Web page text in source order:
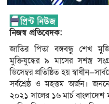
নিজস্ব প্রতিবেদক:
জাতির পিতা বঙ্গবন্ধু শেখ
মুক্তিযুদ্ধের ৯ মাসের সশস্ত্র
ডিসেম্বর প্রতিষ্ঠিত হয়
সর্বশ্রেষ্ঠ ও মহত্তম অর্জন।
২০২১ সালের ১৬ মার্চ